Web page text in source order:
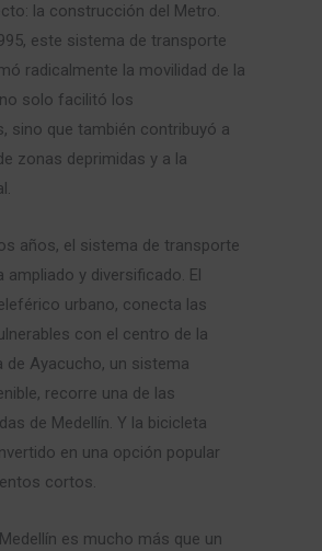
la construcción del Metro.
este sistema de transporte
radicalmente la movilidad de la
solo facilitó los
sino que también contribuyó a
zonas deprimidas y a la
años, el sistema de transporte
ampliado y diversificado. El
urbano, conecta las
con el centro de la
de Ayacucho, un sistema
recorre una de las
de Medellín. Y la bicicleta
en una opción popular
cortos.
es mucho más que un